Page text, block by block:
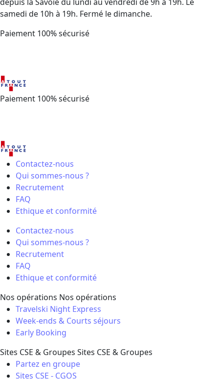
samedi de 10h à 19h. Fermé le dimanche.
Paiement 100% sécurisé
Paiement 100% sécurisé
Contactez-nous
Qui sommes-nous ?
Recrutement
FAQ
Ethique et conformité
Contactez-nous
Qui sommes-nous ?
Recrutement
FAQ
Ethique et conformité
Nos opérations Nos opérations
Travelski Night Express
Week-ends & Courts séjours
Early Booking
Sites CSE & Groupes Sites CSE & Groupes
Partez en groupe
Sites CSE - CGOS